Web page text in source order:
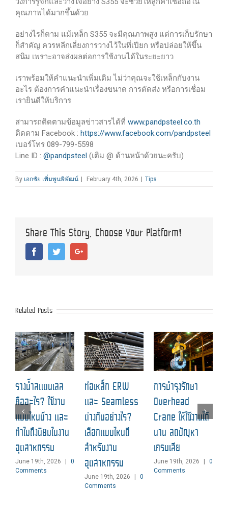
คุณภาพได้มากขึ้นด้วย
อย่างไรก็ตาม แม้เหล็ก S355 จะมีคุณภาพสูง แต่การเก็บรักษา
ก็สำคัญ ควรหลีกเลี่ยงการวางไว้ในที่เปียก หรือปล่อยให้ขึ้น
สนิม เพราะอาจส่งผลต่อการใช้งานได้ในระยะยาว
เราพร้อมให้คำแนะนำเพิ่มเติม ไม่ว่าคุณจะใช้เหล็กกับงาน
อะไร ต้องการคำแนะนำเรื่องขนาด การตัดส่ง หรือการเชื่อม
เรายินดีให้บริการ
สามารถติดตามข้อมูลข่าวสารได้ที่ www.pandpsteel.co.th
ติดตาม Facebook : https://www.facebook.com/pandpsteel
เบอร์โทร 089-799-5598
Line ID : @pandpsteel (เติม @ ด้านหน้าด้วยนะครับ)
By เอกชัย เพิ่มพูนพิพัฒน์ February 4th, 2026 Tips
Share This Story, Choose Your Platform!
FacebookTwitterGoogle+
Related Posts
รางน้ำสแตนเลส
คืออะไร? ใช้งาน
แบบไหนบ้าง และ
ทำไมถึงนิยมในงาน
อุตสาหกรรม
June 19th, 2026
0
Comments
ท่อเหล็ก ERW
และ Seamless
ต่างกันอย่างไร?
เลือกแบบไหนดี
สำหรับงาน
อุตสาหกรรม
June 19th, 2026
0
Comments
การบำรุงรักษา
Overhead
Crane ให้ใช้งานได้
นาน ลดปัญหา
เครนเสีย
June 19th, 2026
0
Comments